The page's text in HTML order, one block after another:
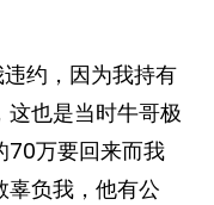
约，因为我持有
这也是当时牛哥极
70万要回来而我
辜负我，他有公